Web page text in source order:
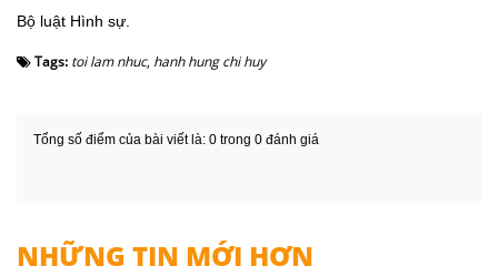
Bộ luật Hình sự.
Tags: toi lam nhuc, hanh hung chi huy
Tổng số điểm của bài viết là: 0 trong 0 đánh giá
NHỮNG TIN MỚI HƠN